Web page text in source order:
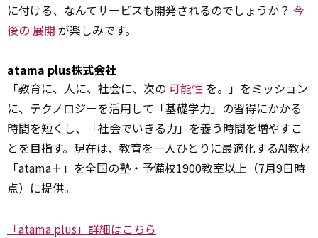
に付ける、なんてサービスも開発されるのでしょうか？ 今
後の 展開 が楽しみです。
atama plus株式会社
「教育に、人に、社会に、次の 可能性 を。」をミッション
に、テクノロジーを活用して「基礎学力」の習得にかかる
時間を短くし、「社会でいきる力」を養う時間を増やすこ
とを目指す。現在は、教育を一人ひとりに最適化するAI教材
「atama＋」を全国の塾・予備校1900教室以上（7月9日時
点）に提供。
「atama plus」詳細はこちら